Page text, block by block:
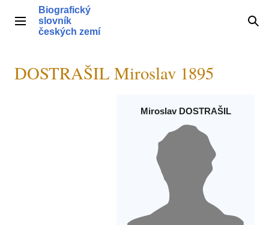
obsahHlavní menu
Biografický
slovník
českých zemí
DOSTRAŠIL Miroslav 1895
Miroslav DOSTRAŠIL